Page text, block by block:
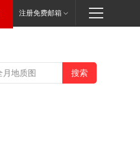
注册免费邮箱